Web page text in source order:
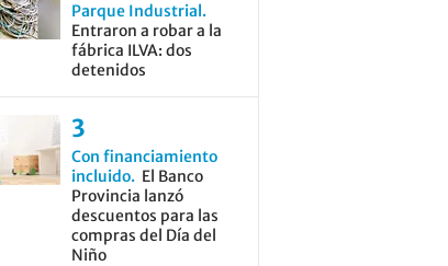
Parque Industrial
Entraron a robar a la
fábrica ILVA: dos
detenidos
Con financiamiento
incluido
El Banco
Provincia lanzó
descuentos para las
compras del Día del
Niño